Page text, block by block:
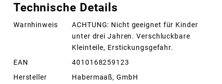
Technische Details
Warnhinweis
ACHTUNG: Nicht geeignet für Kinder
unter drei Jahren. Verschluckbare
Kleinteile, Erstickungsgefahr.
EAN
4010168259123
Hersteller
Habermaaß, GmbH